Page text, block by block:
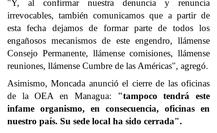
"Y, al confirmar nuestra denuncia y renuncia
irrevocables, también comunicamos que a partir de
esta fecha dejamos de formar parte de todos los
engañosos mecanismos de este engendro, llámense
Consejo Permanente, llámense comisiones, llámense
reuniones, llámense Cumbre de las Américas", agregó.
Asimismo, Moncada anunció el cierre de las oficinas
de la OEA en Managua: "tampoco tendrá este
infame organismo, en consecuencia, oficinas en
nuestro país. Su sede local ha sido cerrada".